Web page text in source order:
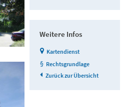
Weitere Infos
Kartendienst
Rechtsgrundlage
Zurück zur Übersicht